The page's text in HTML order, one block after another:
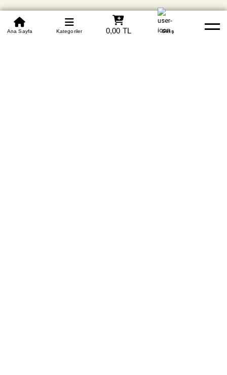
0850 305 09 70
Beden Tablosu Banka Hesapları Whatsapp Yardım
Ana Sayfa Kategoriler 0,00 TL Giriş